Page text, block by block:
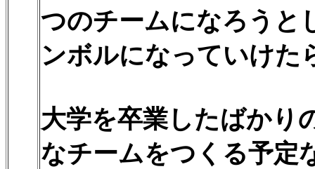
つのチームになろうと
ンボルになっていけた
大学を卒業したばかり
なチームをつくる予定